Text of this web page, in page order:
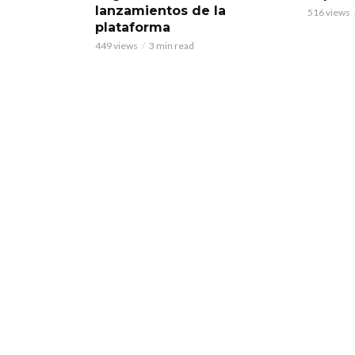
lanzamientos de la
plataforma
449 views 3 min read
516 views